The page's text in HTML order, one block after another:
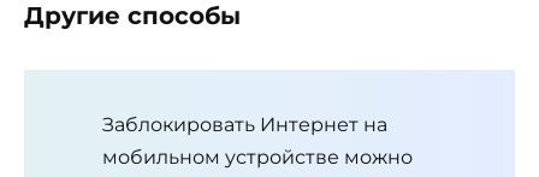
Другие способы
Заблокировать Интернет на
мобильном устройстве можно